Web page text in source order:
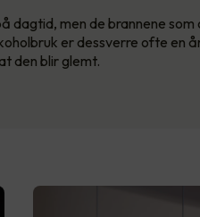
dagtid, men de brannene
er dessverre ofte en
den blir glemt.